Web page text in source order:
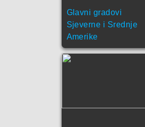
Glavni gradovi
Sjeverne i Srednje
Amerike